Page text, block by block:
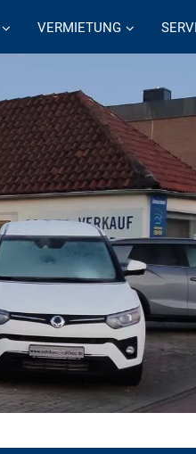
VERMIETUNG